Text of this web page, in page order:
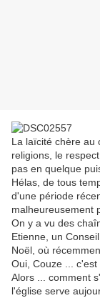
La laïcité chère au
religions, le
pas en quelque
Hélas, de tous
d'une période
malheureusement
On y a vu des
Etienne, un
Noël, où
Oui, Couze ...
Alors ... comment
l'église serve